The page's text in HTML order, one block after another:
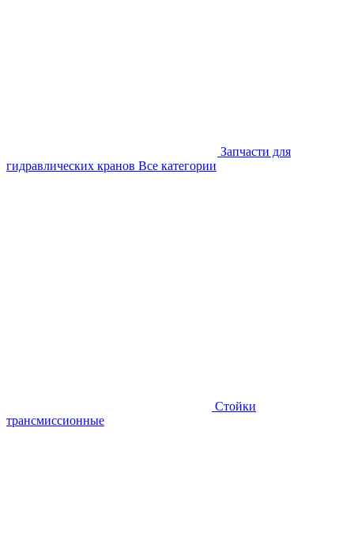
Запчасти для
гидравлических кранов Все категории
Стойки
трансмиссионные